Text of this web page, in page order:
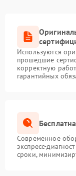
Используются
прошедшие
корректную
гарантийных
Современное
экспресс-
сроки,